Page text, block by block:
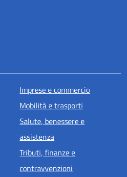
Imprese e commercio
Mobilità e trasporti
Salute, benessere e
assistenza
Tributi, finanze e
contravvenzioni